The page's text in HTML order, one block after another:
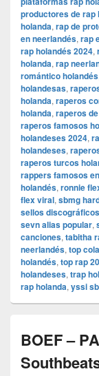
productores de rap
holanda, rap de
en neerlandés, rap
rap holandés 2024,
holanda, rap
romántico holandés
holandesas,
holanda, raperos
holanda, raperos
raperos famosos
holandeses 2024,
holandeses,
raperos turcos
rappers famosos
holandés, ronnie
flex viral, sbmg
sellos
sevn alias popular,
canciones, tabitha
neerlandés, top
holandés, top rap
holandeses, trap
rap holanda, yssi sb
BOEF –